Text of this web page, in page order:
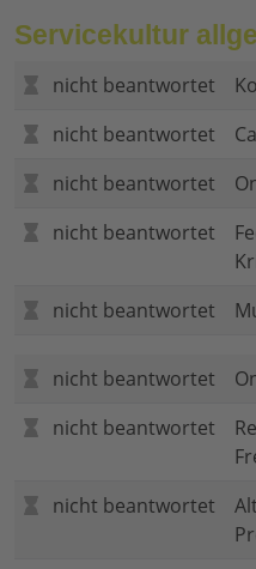
Servicekultur
nicht beantwortet
nicht beantwortet
nicht beantwortet
nicht beantwortet
nicht beantwortet
nicht beantwortet
nicht beantwortet
nicht beantwortet